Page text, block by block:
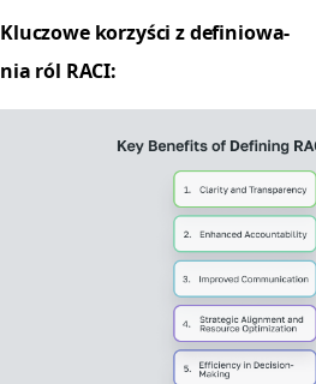
Kluc­zowe korzyś­ci z defin­iowa­
nia ról RACI: